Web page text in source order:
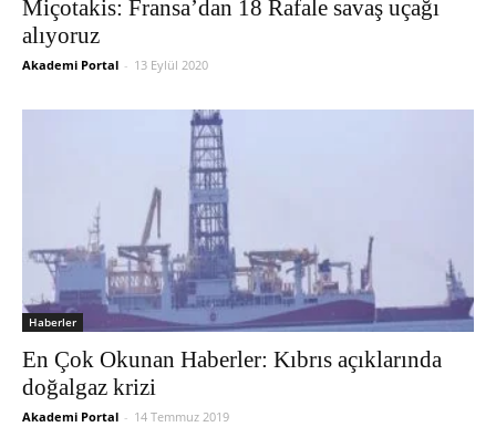
Miçotakis: Fransa’dan 18 Rafale savaş uçağı
alıyoruz
Akademi Portal - 13 Eylül 2020
Haberler
En Çok Okunan Haberler: Kıbrıs açıklarında
doğalgaz krizi
Akademi Portal - 14 Temmuz 2019